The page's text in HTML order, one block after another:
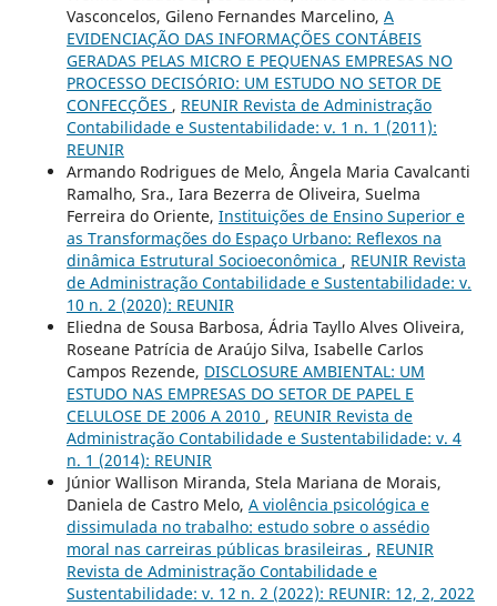
Vasconcelos, Gileno Fernandes Marcelino, A
EVIDENCIAÇÃO DAS INFORMAÇÕES CONTÁBEIS
GERADAS PELAS MICRO E PEQUENAS EMPRESAS NO
PROCESSO DECISÓRIO: UM ESTUDO NO SETOR DE
CONFECÇÕES , REUNIR Revista de Administração
Contabilidade e Sustentabilidade: v. 1 n. 1 (2011):
REUNIR
Armando Rodrigues de Melo, Ângela Maria Cavalcanti
Ramalho, Sra., Iara Bezerra de Oliveira, Suelma
Ferreira do Oriente, Instituições de Ensino Superior e
as Transformações do Espaço Urbano: Reflexos na
dinâmica Estrutural Socioeconômica , REUNIR Revista
de Administração Contabilidade e Sustentabilidade: v.
10 n. 2 (2020): REUNIR
Eliedna de Sousa Barbosa, Ádria Tayllo Alves Oliveira,
Roseane Patrícia de Araújo Silva, Isabelle Carlos
Campos Rezende, DISCLOSURE AMBIENTAL: UM
ESTUDO NAS EMPRESAS DO SETOR DE PAPEL E
CELULOSE DE 2006 A 2010 , REUNIR Revista de
Administração Contabilidade e Sustentabilidade: v. 4
n. 1 (2014): REUNIR
Júnior Wallison Miranda, Stela Mariana de Morais,
Daniela de Castro Melo, A violência psicológica e
dissimulada no trabalho: estudo sobre o assédio
moral nas carreiras públicas brasileiras , REUNIR
Revista de Administração Contabilidade e
Sustentabilidade: v. 12 n. 2 (2022): REUNIR: 12, 2, 2022